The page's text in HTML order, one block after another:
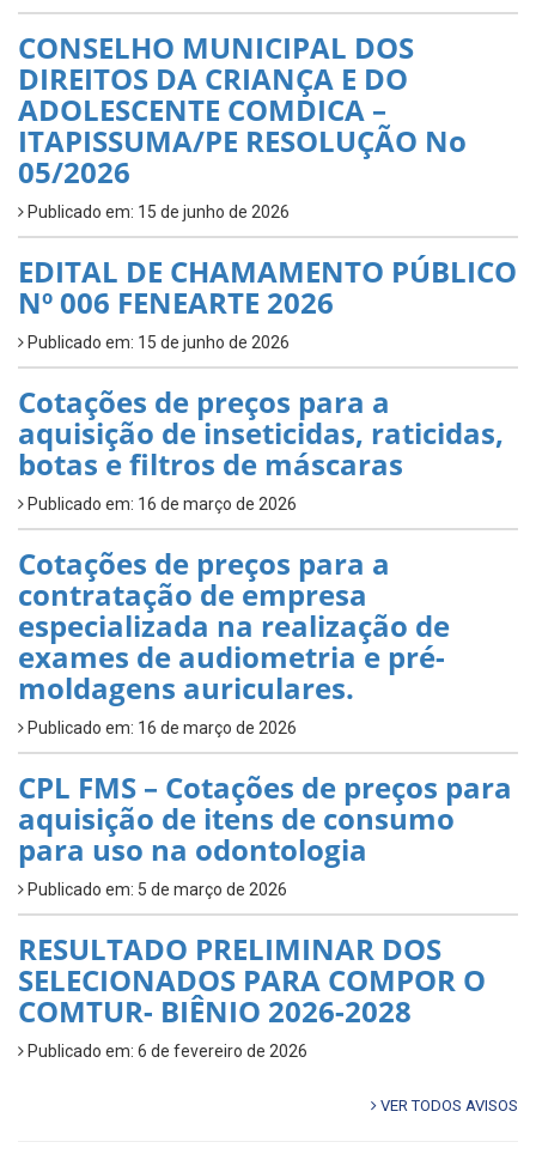
CONSELHO MUNICIPAL DOS
DIREITOS DA CRIANÇA E DO
ADOLESCENTE COMDICA –
ITAPISSUMA/PE RESOLUÇÃO No
05/2026
Publicado em: 15 de junho de 2026
EDITAL DE CHAMAMENTO PÚBLICO
Nº 006 FENEARTE 2026
Publicado em: 15 de junho de 2026
Cotações de preços para a
aquisição de inseticidas, raticidas,
botas e filtros de máscaras
Publicado em: 16 de março de 2026
Cotações de preços para a
contratação de empresa
especializada na realização de
exames de audiometria e pré-
moldagens auriculares.
Publicado em: 16 de março de 2026
CPL FMS – Cotações de preços para
aquisição de itens de consumo
para uso na odontologia
Publicado em: 5 de março de 2026
RESULTADO PRELIMINAR DOS
SELECIONADOS PARA COMPOR O
COMTUR- BIÊNIO 2026-2028
Publicado em: 6 de fevereiro de 2026
VER TODOS AVISOS